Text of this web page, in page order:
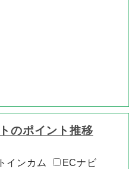
のポイント推移
インカム
ECナビ